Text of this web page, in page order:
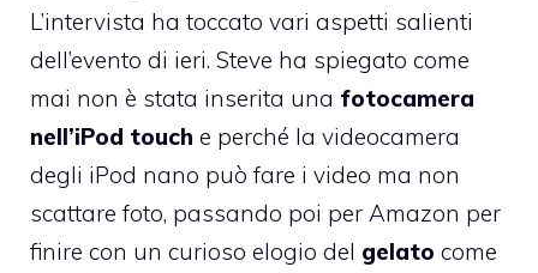
L’intervista ha toccato vari aspetti salienti
dell’evento di ieri. Steve ha spiegato come
mai non è stata inserita una fotocamera
nell’iPod touch e perché la videocamera
degli iPod nano può fare i video ma non
scattare foto, passando poi per Amazon per
finire con un curioso elogio del gelato come